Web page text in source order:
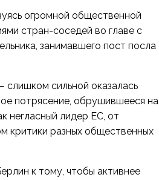
огромной общественной
стран-соседей во главе с
занимавшего пост посла
сильной оказалась
потрясение, обрушившееся на
негласный лидер ЕС, от
критики разных общественных
к тому, чтобы активнее